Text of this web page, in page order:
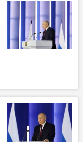
Владимир Путиннинг Федерал Кенгашга мурожаати